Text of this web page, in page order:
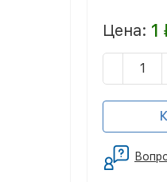
Цена: 1